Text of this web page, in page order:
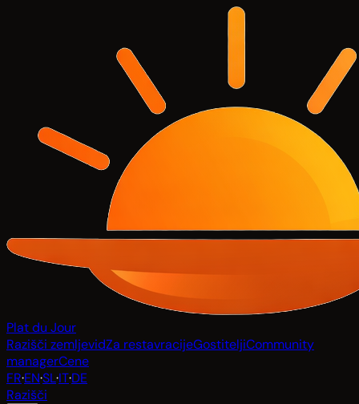
Plat du Jour
Razišči zemljevidZa restavracijeGostiteljiCommunity
managerCene
FR·EN·SL·IT·DE
Razišči